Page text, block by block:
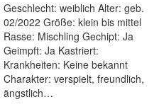
Geschlecht: weiblich Alter: geb.
02/2022 Größe: klein bis mittel
Rasse: Mischling Gechipt: Ja
Geimpft: Ja Kastriert:
Krankheiten: Keine bekannt
Charakter: verspielt, freundlich,
ängstlich…